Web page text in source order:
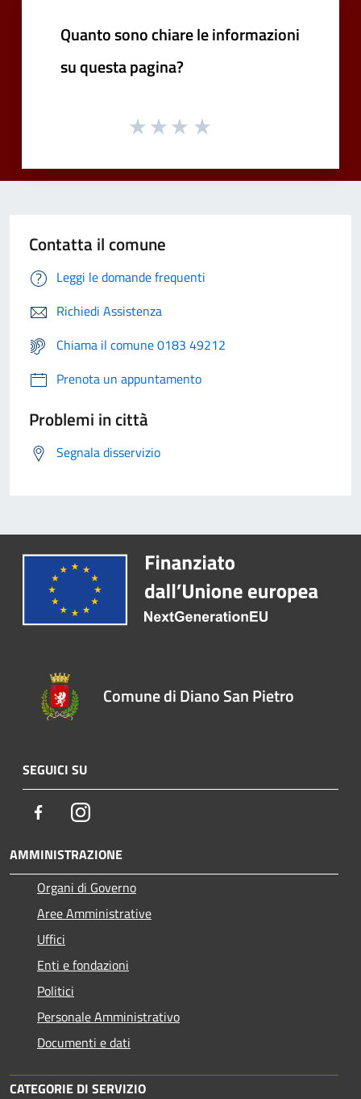
Quanto sono chiare le informazioni
su questa pagina?
Contatta il comune
Leggi le domande frequenti
Richiedi Assistenza
Chiama il comune 0183 49212
Prenota un appuntamento
Problemi in città
Segnala disservizio
Comune di Diano San Pietro
SEGUICI SU
FacebookInstagram
AMMINISTRAZIONE
Organi di Governo
Aree Amministrative
Uffici
Enti e fondazioni
Politici
Personale Amministrativo
Documenti e dati
CATEGORIE DI SERVIZIO